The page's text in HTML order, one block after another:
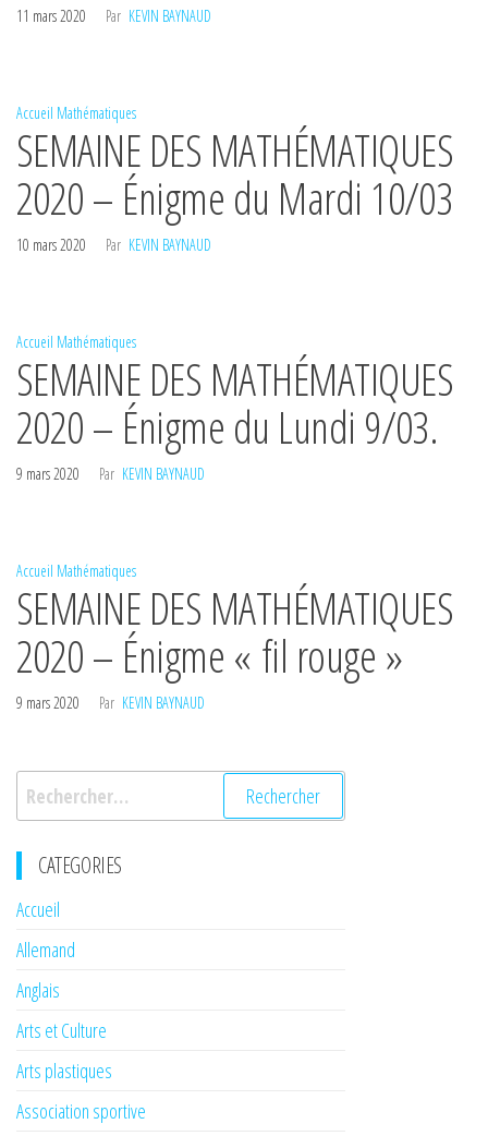
11 mars 2020 Par KEVIN BAYNAUD
Accueil Mathématiques
SEMAINE DES MATHÉMATIQUES
2020 – Énigme du Mardi 10/03
10 mars 2020 Par KEVIN BAYNAUD
Accueil Mathématiques
SEMAINE DES MATHÉMATIQUES
2020 – Énigme du Lundi 9/03.
9 mars 2020 Par KEVIN BAYNAUD
Accueil Mathématiques
SEMAINE DES MATHÉMATIQUES
2020 – Énigme « fil rouge »
9 mars 2020 Par KEVIN BAYNAUD
Rechercher :
CATEGORIES
Accueil
Allemand
Anglais
Arts et Culture
Arts plastiques
Association sportive